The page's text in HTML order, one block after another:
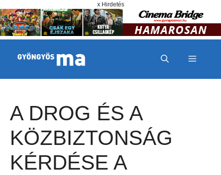
x Hirdetés
MENÜ
A DROG ÉS A
KÖZBIZTONSÁG
KÉRDÉSE A